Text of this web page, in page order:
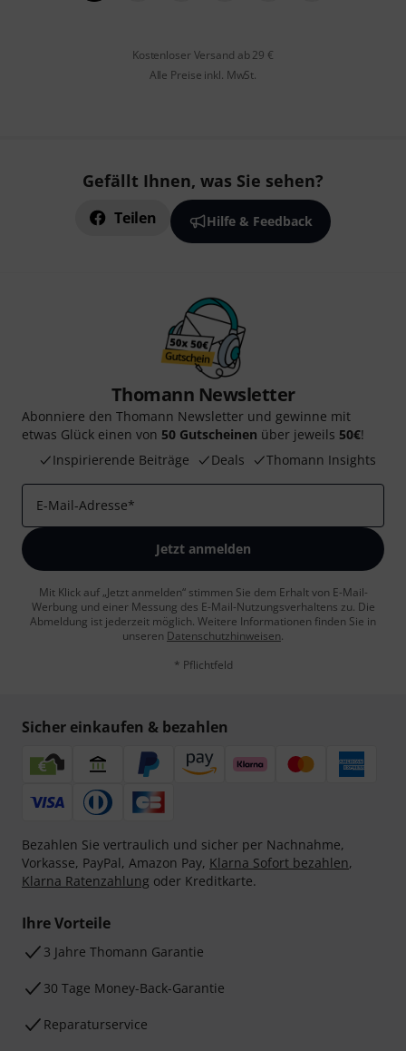
Kostenloser Versand ab 29 €
Alle Preise inkl. MwSt.
Gefällt Ihnen, was Sie sehen?
Teilen Hilfe & Feedback
Thomann Newsletter
Abonniere den Thomann Newsletter und gewinne mit
etwas Glück einen von 50 Gutscheinen über jeweils 50€!
Inspirierende Beiträge
Deals Thomann Insights
E-Mail-Adresse*
Jetzt anmelden
Mit Klick auf „Jetzt anmelden“ stimmen Sie dem Erhalt von E-Mail-
Werbung und einer Messung des E-Mail-Nutzungsverhaltens zu. Die
Abmeldung ist jederzeit möglich. Weitere Informationen finden Sie in
unseren Datenschutzhinweisen.
* Pflichtfeld
Sicher einkaufen & bezahlen
Bezahlen Sie vertraulich und sicher per Nachnahme,
Vorkasse, PayPal, Amazon Pay, Klarna Sofort bezahlen,
Klarna Ratenzahlung oder Kreditkarte.
Ihre Vorteile
3 Jahre Thomann Garantie
30 Tage Money-Back-Garantie
Reparaturservice